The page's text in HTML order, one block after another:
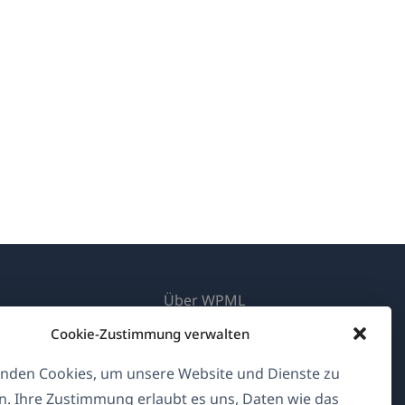
Cookie-Zustimmung verwalten
Cookies, um unsere Website und Dienste zu
Ihre Zustimmung erlaubt es uns, Daten wie das
Über WPML
DSGVO & Datenschutzrichtlinie
Unserem Team beitreten
(öffnet
in